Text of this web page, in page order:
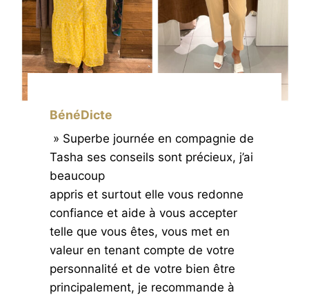
BénéDicte
» Superbe journée en compagnie de
Tasha ses conseils sont précieux, j’ai
beaucoup
appris et surtout elle vous redonne
confiance et aide à vous accepter
telle que vous êtes, vous met en
valeur en tenant compte de votre
personnalité et de votre bien être
principalement, je recommande à